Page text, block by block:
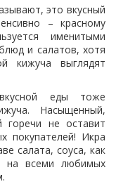
это вкусный
– красному
именитыми
и салатов, хотя
кижуча выглядят
еды тоже
Насыщенный,
горечи не оставит
покупателей! Икра
салата, соуса, как
на всеми любимых